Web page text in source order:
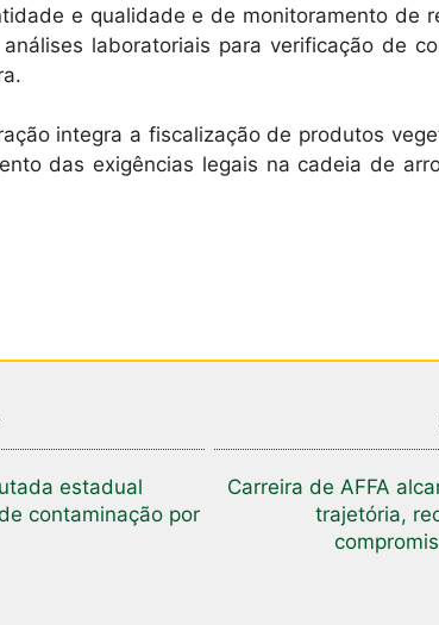
e qualidade e de monitoramento de
laboratoriais para verificação de
integra a fiscalização de produtos
das exigências legais na cadeia de
estadual
contaminação por
Carreira de AFFA
trajetória,